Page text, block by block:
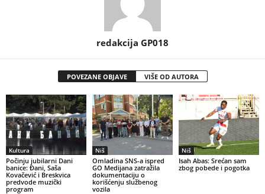
redakcija GP018
POVEZANE OBJAVE VIŠE OD AUTORA
Kultura
Počinju jubilarni Dani
banice: Đani, Saša
Kovačević i Breskvica
predvode muzički
program
Niš
Omladina SNS-a ispred
GO Medijana zatražila
dokumentaciju o
korišćenju službenog
vozila
Niš
Isah Abas: Srećan sam
zbog pobede i pogotka